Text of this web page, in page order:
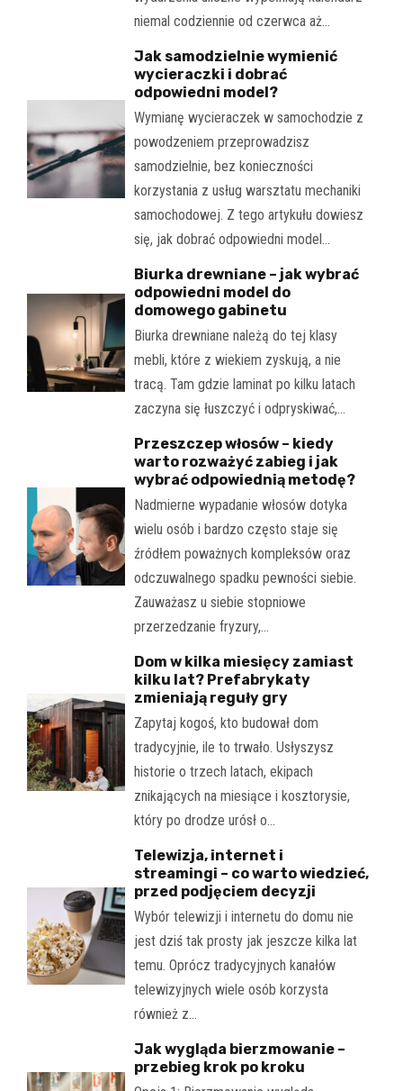
niemal codziennie od czerwca aż…
Jak samodzielnie wymienić
wycieraczki i dobrać
odpowiedni model?
Wymianę wycieraczek w samochodzie z
powodzeniem przeprowadzisz
samodzielnie, bez konieczności
korzystania z usług warsztatu mechaniki
samochodowej. Z tego artykułu dowiesz
się, jak dobrać odpowiedni model…
Biurka drewniane – jak wybrać
odpowiedni model do
domowego gabinetu
Biurka drewniane należą do tej klasy
mebli, które z wiekiem zyskują, a nie
tracą. Tam gdzie laminat po kilku latach
zaczyna się łuszczyć i odpryskiwać,…
Przeszczep włosów – kiedy
warto rozważyć zabieg i jak
wybrać odpowiednią metodę?
Nadmierne wypadanie włosów dotyka
wielu osób i bardzo często staje się
źródłem poważnych kompleksów oraz
odczuwalnego spadku pewności siebie.
Zauważasz u siebie stopniowe
przerzedzanie fryzury,…
Dom w kilka miesięcy zamiast
kilku lat? Prefabrykaty
zmieniają reguły gry
Zapytaj kogoś, kto budował dom
tradycyjnie, ile to trwało. Usłyszysz
historie o trzech latach, ekipach
znikających na miesiące i kosztorysie,
który po drodze urósł o…
Telewizja, internet i
streamingi – co warto wiedzieć,
przed podjęciem decyzji
Wybór telewizji i internetu do domu nie
jest dziś tak prosty jak jeszcze kilka lat
temu. Oprócz tradycyjnych kanałów
telewizyjnych wiele osób korzysta
również z…
Jak wygląda bierzmowanie –
przebieg krok po kroku